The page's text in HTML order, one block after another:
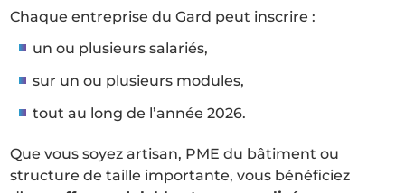
Chaque entreprise du Gard peut inscrire :
un ou plusieurs salariés,
sur un ou plusieurs modules,
tout au long de l’année 2026.
Que vous soyez artisan, PME du bâtiment ou
structure de taille importante, vous bénéficiez